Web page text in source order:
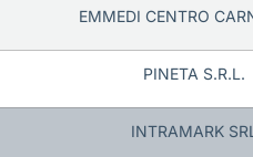
EMMEDI CENTRO
PINETA S.R.L.
INTRAMARK SRL